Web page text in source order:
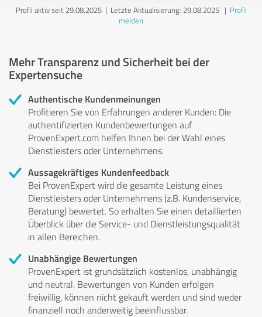
Profil aktiv seit 29.08.2025 | Letzte Aktualisierung: 29.08.2025| Profil
melden
Mehr Transparenz und Sicherheit bei der
Expertensuche
Authentische Kundenmeinungen
Profitieren Sie von Erfahrungen anderer Kunden: Die
authentifizierten Kundenbewertungen auf
ProvenExpert.com helfen Ihnen bei der Wahl eines
Dienstleisters oder Unternehmens.
Aussagekräftiges Kundenfeedback
Bei ProvenExpert wird die gesamte Leistung eines
Dienstleisters oder Unternehmens (z.B. Kundenservice,
Beratung) bewertet. So erhalten Sie einen detaillierten
Überblick über die Service- und Dienstleistungsqualität
in allen Bereichen.
Unabhängige Bewertungen
ProvenExpert ist grundsätzlich kostenlos, unabhängig
und neutral. Bewertungen von Kunden erfolgen
freiwillig, können nicht gekauft werden und sind weder
finanziell noch anderweitig beeinflussbar.